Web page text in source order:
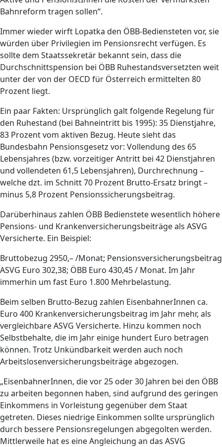
Bahnreform tragen sollen“.
Immer wieder wirft Lopatka den ÖBB-Bediensteten vor, sie
würden über Privilegien im Pensionsrecht verfügen. Es
sollte dem Staatssekretär bekannt sein, dass die
Durchschnittspension bei ÖBB Ruhestandsversetzten weit
unter der von der OECD für Österreich ermittelten 80
Prozent liegt.
Ein paar Fakten: Ursprünglich galt folgende Regelung für
den Ruhestand (bei Bahneintritt bis 1995): 35 Dienstjahre,
83 Prozent vom aktiven Bezug. Heute sieht das
Bundesbahn Pensionsgesetz vor: Vollendung des 65
Lebensjahres (bzw. vorzeitiger Antritt bei 42 Dienstjahren
und vollendeten 61,5 Lebensjahren), Durchrechnung –
welche dzt. im Schnitt 70 Prozent Brutto-Ersatz bringt –
minus 5,8 Prozent Pensionssicherungsbeitrag.
Darüberhinaus zahlen ÖBB Bedienstete wesentlich höhere
Pensions- und Krankenversicherungsbeiträge als ASVG
Versicherte. Ein Beispiel:
Bruttobezug 2950,– /Monat; Pensionsversicherungsbeitrag
ASVG Euro 302,38; ÖBB Euro 430,45 / Monat. Im Jahr
immerhin um fast Euro 1.800 Mehrbelastung.
Beim selben Brutto-Bezug zahlen EisenbahnerInnen ca.
Euro 400 Krankenversicherungsbeitrag im Jahr mehr, als
vergleichbare ASVG Versicherte. Hinzu kommen noch
Selbstbehalte, die im Jahr einige hundert Euro betragen
können. Trotz Unkündbarkeit werden auch noch
Arbeitslosenversicherungsbeiträge abgezogen.
„EisenbahnerInnen, die vor 25 oder 30 Jahren bei den ÖBB
zu arbeiten begonnen haben, sind aufgrund des geringen
Einkommens in Vorleistung gegenüber dem Staat
getreten. Dieses niedrige Einkommen sollte ursprünglich
durch bessere Pensionsregelungen abgegolten werden.
Mittlerweile hat es eine Angleichung an das ASVG